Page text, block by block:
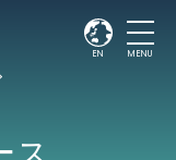
EN MENU